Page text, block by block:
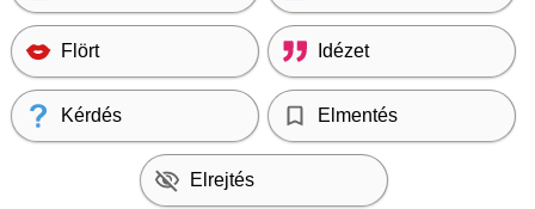
Flört Idézet
Kérdés Elmentés
Elrejtés